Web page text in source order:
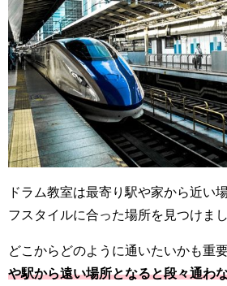
ドラム教室は最寄り駅や家から近い
フスタイルに合った場所を見つけまし
どこからどのように通いたいかも重
や駅から遠い場所となると段々通わ